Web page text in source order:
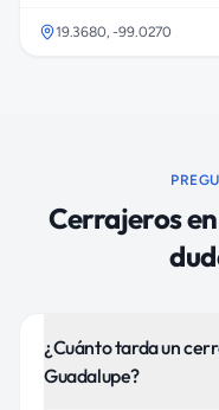
19.3680,-99.0270
Cerrajeros
¿Cuánto tarda un
Guadalupe?